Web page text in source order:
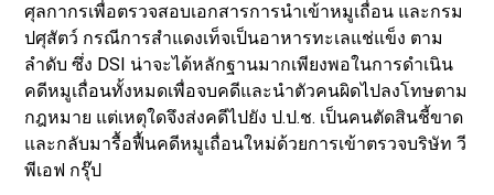
ศุลกากรเพื่อตรวจสอบเอกสารการนำเข้าหมูเถื่อน และกรม
ปศุสัตว์ กรณีการสำแดงเท็จเป็นอาหารทะเลแช่แข็ง ตาม
ลำดับ ซึ่ง DSI น่าจะได้หลักฐานมากเพียงพอในการดำเนิน
คดีหมูเถื่อนทั้งหมดเพื่อจบคดีและนำตัวคนผิดไปลงโทษตาม
กฎหมาย แต่เหตุใดจึงส่งคดีไปยัง ป.ป.ช. เป็นคนตัดสินชี้ขาด
และกลับมารื้อฟื้นคดีหมูเถื่อนใหม่ด้วยการเข้าตรวจบริษัท วี
พีเอฟ กรุ๊ป